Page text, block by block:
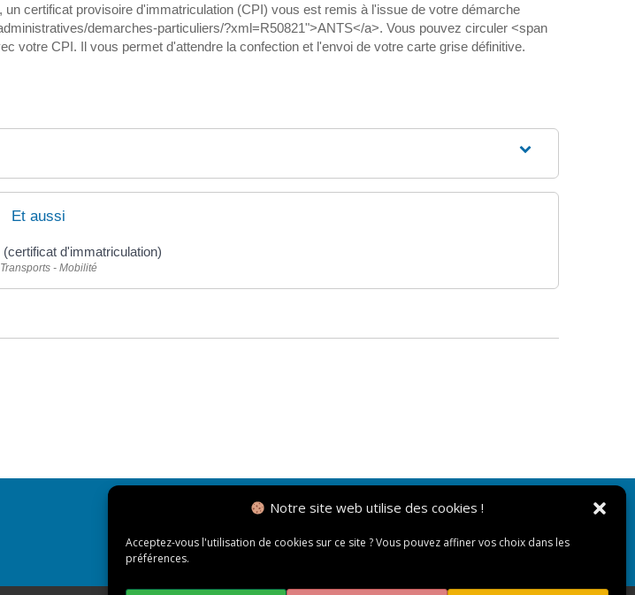
Notre site web utilise des cookies !
Acceptez-vous l'utilisation de cookies sur ce site ? Vous pouvez affiner vos choix dans les
préférences.
certificat provisoire d'immatriculation (CPI) vous est remis à l'issue de votre démarche
demarches-particuliers/?xml=R50821">ANTS</a>. Vous pouvez circuler <span
votre CPI. Il vous permet d'attendre la confection et l'envoi de votre carte grise définitive.
Et aussi
d'immatriculation)
Transports - Mobilité
NOUS CONTACTER